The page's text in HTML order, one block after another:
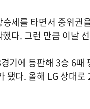
세를 타면서 중위권
다. 그런 만큼 이날
기에 등판해 3승 6
됐다. 올해 LG 상대